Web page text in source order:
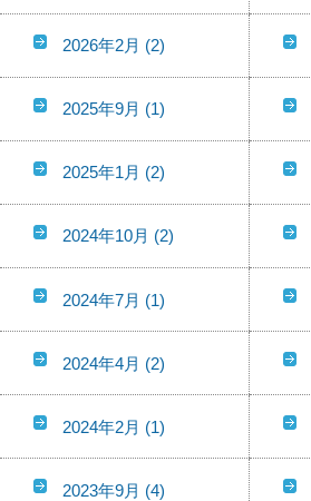
2026年2月 (2)
2025年9月 (1)
2025年1月 (2)
2024年10月 (2)
2024年7月 (1)
2024年4月 (2)
2024年2月 (1)
2023年9月 (4)